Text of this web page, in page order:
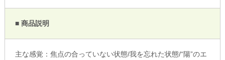
■ 商品説明
主な感覚：焦点の合っていない状態/我を忘れた状態/“陽”のエ